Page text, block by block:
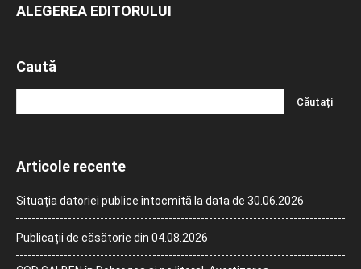
ALEGEREA EDITORULUI
Caută
Articole recente
Situația datoriei publice întocmită la data de 30.06.2026
Publicații de căsătorie din 04.08.2026